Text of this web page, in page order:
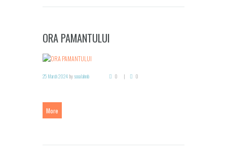
ORA PAMANTULUI
25 March 2024 byscoalahmb 0 0
More